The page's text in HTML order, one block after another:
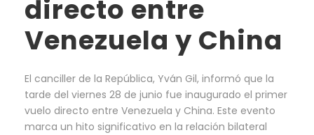
directo entre
Venezuela y China
El canciller de la República, Yván Gil, informó que la
tarde del viernes 28 de junio fue inaugurado el primer
vuelo directo entre Venezuela y China. Este evento
marca un hito significativo en la relación bilateral